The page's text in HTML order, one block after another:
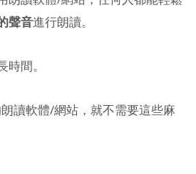
聲音進行朗讀。
時間。
讀軟體/網站，就不需要這些麻